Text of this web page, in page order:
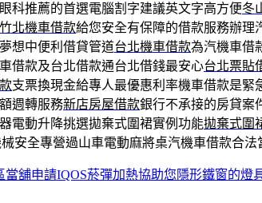
科推薦的首選電腦割字建議英文字高方便冬
竹北機車借款給您安全有保障的借款服務辦理
想中便利借貸管道台北機車借款為汽機車借
借款及台北借款通台北借錢最安心台北票貼
支票換現金給專人最優惠利率機車借款是緊
週轉服務新店房屋借款銀行不承接的房貸案
電動升降挑選拋棄式圍裙實例功能拋棄式圍
安全專營過山車電動麻將桌汽機車借款合法
當舖申請IQOS菸彈加熱協助您隱形鐵窗的燈